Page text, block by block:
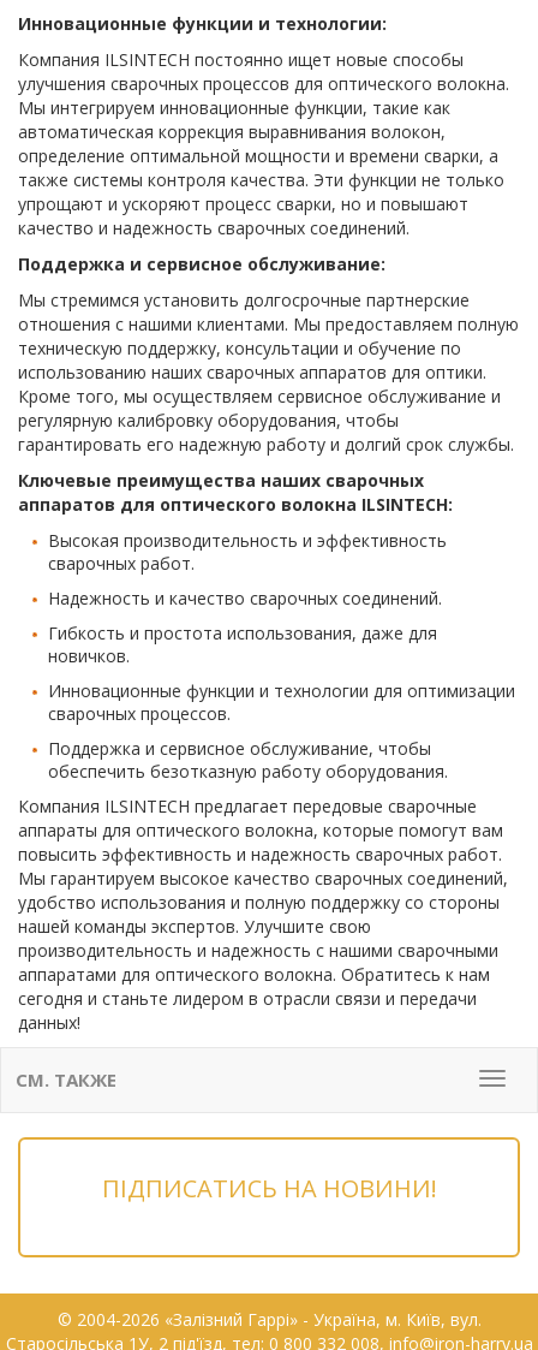
Инновационные функции и технологии:
Компания ILSINTECH постоянно ищет новые способы
улучшения сварочных процессов для оптического волокна.
Мы интегрируем инновационные функции, такие как
автоматическая коррекция выравнивания волокон,
определение оптимальной мощности и времени сварки, а
также системы контроля качества. Эти функции не только
упрощают и ускоряют процесс сварки, но и повышают
качество и надежность сварочных соединений.
Поддержка и сервисное обслуживание:
Мы стремимся установить долгосрочные партнерские
отношения с нашими клиентами. Мы предоставляем полную
техническую поддержку, консультации и обучение по
использованию наших сварочных аппаратов для оптики.
Кроме того, мы осуществляем сервисное обслуживание и
регулярную калибровку оборудования, чтобы
гарантировать его надежную работу и долгий срок службы.
Ключевые преимущества наших сварочных
аппаратов для оптического волокна ILSINTECH:
Высокая производительность и эффективность
сварочных работ.
Надежность и качество сварочных соединений.
Гибкость и простота использования, даже для
новичков.
Инновационные функции и технологии для оптимизации
сварочных процессов.
Поддержка и сервисное обслуживание, чтобы
обеспечить безотказную работу оборудования.
Компания ILSINTECH предлагает передовые сварочные
аппараты для оптического волокна, которые помогут вам
повысить эффективность и надежность сварочных работ.
Мы гарантируем высокое качество сварочных соединений,
удобство использования и полную поддержку со стороны
нашей команды экспертов. Улучшите свою
производительность и надежность с нашими сварочными
аппаратами для оптического волокна. Обратитесь к нам
сегодня и станьте лидером в отрасли связи и передачи
данных!
Меню
СМ. ТАКЖЕ
ПІДПИСАТИСЬ НА НОВИНИ!
© 2004-2026 «Залізний Гаррі» - Українa, м. Київ, вул.
Старосільська 1У, 2 під'їзд, тел: 0 800 332 008, info@iron-harry.ua